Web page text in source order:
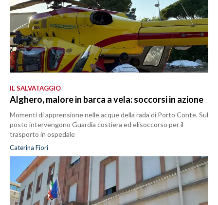
IL SALVATAGGIO
Alghero, malore in barca a vela: soccorsi in azione
Momenti di apprensione nelle acque della rada di Porto Conte. Sul
posto intervengono Guardia costiera ed elisoccorso per il
trasporto in ospedale
Caterina Fiori